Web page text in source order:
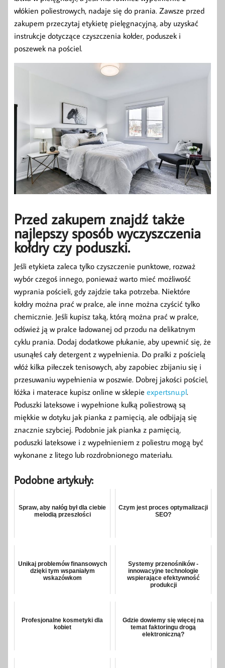
włókien poliestrowych, nadaje się do prania. Zawsze przed
zakupem przeczytaj etykietę pielęgnacyjną, aby uzyskać
instrukcje dotyczące czyszczenia kołder, poduszek i
poszewek na pościel.
Przed zakupem znajdź także
najlepszy sposób wyczyszczenia
kołdry czy poduszki.
Jeśli etykieta zaleca tylko czyszczenie punktowe, rozważ
wybór czegoś innego, ponieważ warto mieć możliwość
wyprania pościeli, gdy zajdzie taka potrzeba. Niektóre
kołdry można prać w pralce, ale inne można czyścić tylko
chemicznie. Jeśli kupisz taką, którą można prać w pralce,
odśwież ją w pralce ładowanej od przodu na delikatnym
cyklu prania. Dodaj dodatkowe płukanie, aby upewnić się, że
usunąłeś cały detergent z wypełnienia. Do pralki z pościelą
włóż kilka piłeczek tenisowych, aby zapobiec zbijaniu się i
przesuwaniu wypełnienia w poszwie. Dobrej jakości pościel,
łóżka i materace kupisz online w sklepie expertsnu.pl.
Poduszki lateksowe i wypełnione kulką poliestrową są
miękkie w dotyku jak pianka z pamięcią, ale odbijają się
znacznie szybciej. Podobnie jak pianka z pamięcią,
poduszki lateksowe i z wypełnieniem z poliestru mogą być
wykonane z litego lub rozdrobnionego materiału.
Podobne artykuły:
Spraw, aby nałóg był dla ciebie
melodią przeszłości
Czym jest proces optymalizacji
SEO?
Unikaj problemów finansowych
dzięki tym wspaniałym
wskazówkom
Systemy przenośników -
innowacyjne technologie
wspierające efektywność
produkcji
Profesjonalne kosmetyki dla
kobiet
Gdzie dowiemy się więcej na
temat faktoringu drogą
elektroniczną?